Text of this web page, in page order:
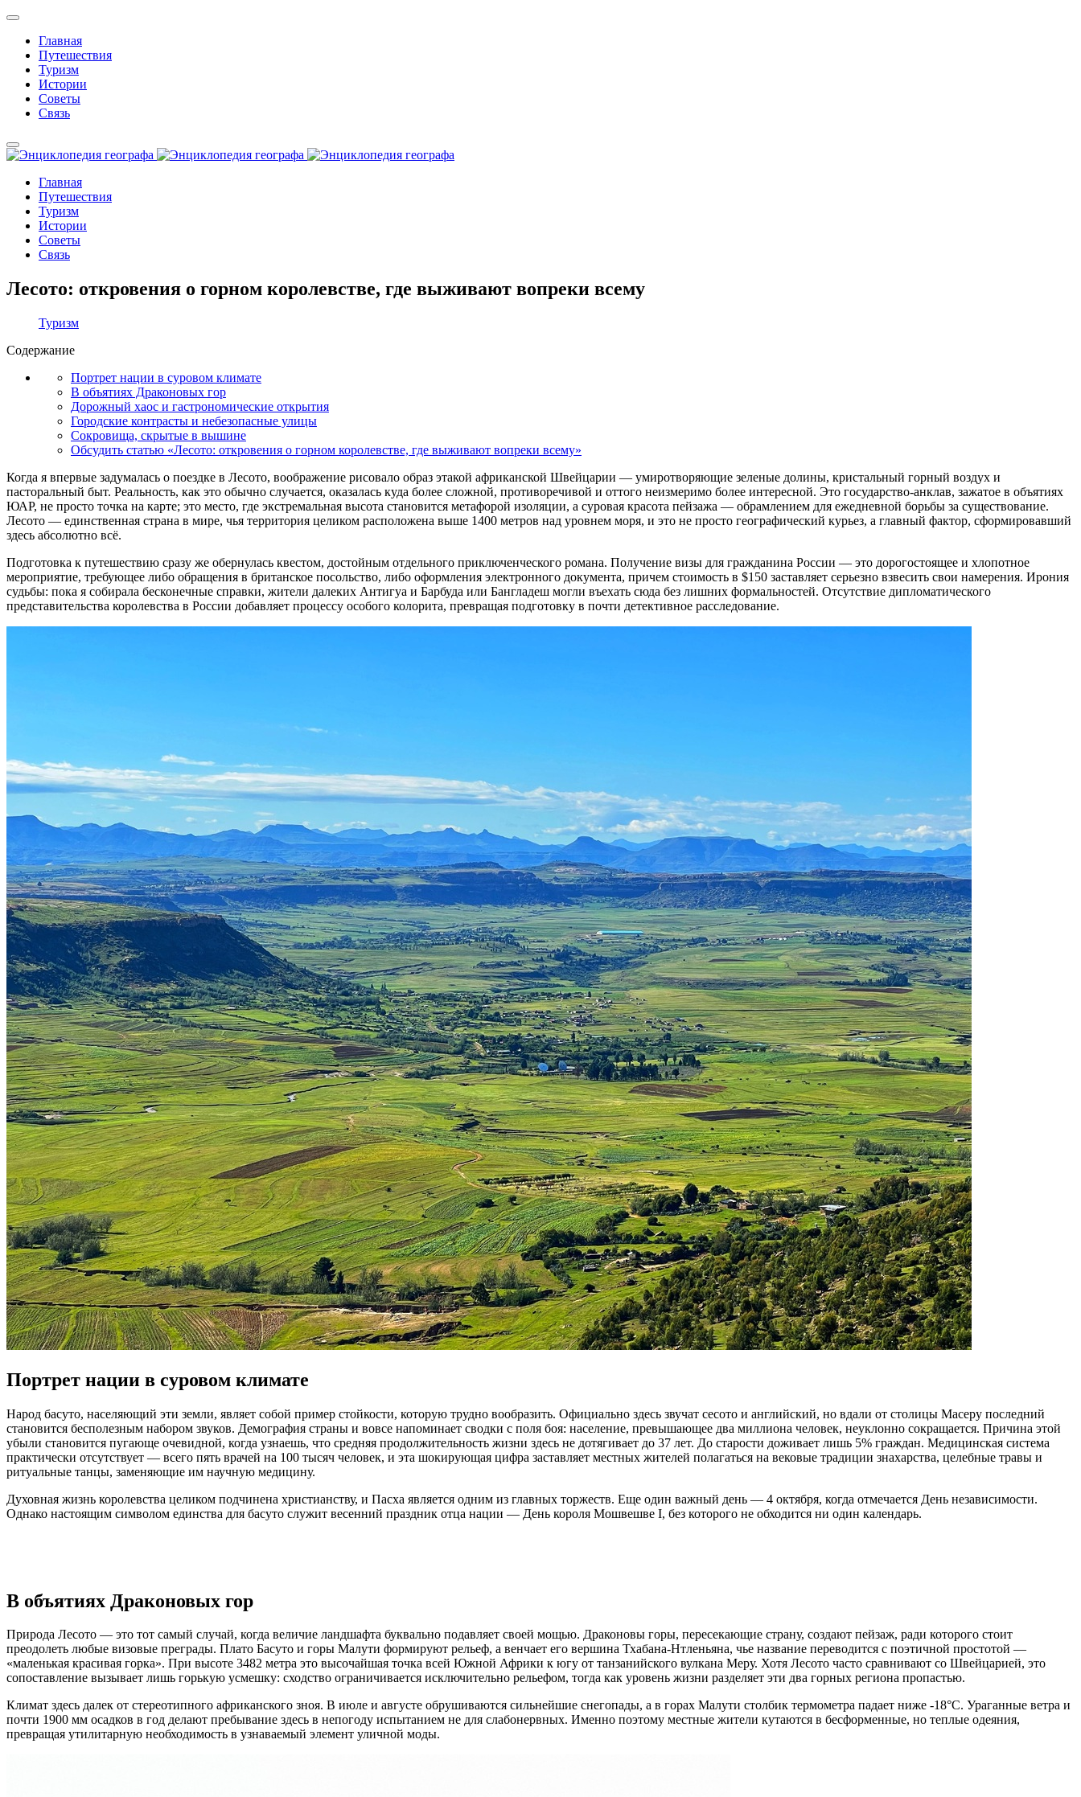
Главная
Путешествия
Туризм
Истории
Советы
Связь
Главная
Путешествия
Туризм
Истории
Советы
Связь
Лесото: откровения о горном королевстве, где выживают вопреки всему
Туризм
Содержание
Портрет нации в суровом климате
В объятиях Драконовых гор
Дорожный хаос и гастрономические открытия
Городские контрасты и небезопасные улицы
Сокровища, скрытые в вышине
Обсудить статью «Лесото: откровения о горном королевстве, где выживают вопреки всему»
Когда я впервые задумалась о поездке в Лесото, воображение рисовало образ этакой африканской Швейцарии — умиротворяющие зеленые долины, кристальный горный воздух и
пасторальный быт. Реальность, как это обычно случается, оказалась куда более сложной, противоречивой и оттого неизмеримо более интересной. Это государство-анклав, зажатое в объятиях
ЮАР, не просто точка на карте; это место, где экстремальная высота становится метафорой изоляции, а суровая красота пейзажа — обрамлением для ежедневной борьбы за существование.
Лесото — единственная страна в мире, чья территория целиком расположена выше 1400 метров над уровнем моря, и это не просто географический курьез, а главный фактор, сформировавший
здесь абсолютно всё.
Подготовка к путешествию сразу же обернулась квестом, достойным отдельного приключенческого романа. Получение визы для гражданина России — это дорогостоящее и хлопотное
мероприятие, требующее либо обращения в британское посольство, либо оформления электронного документа, причем стоимость в $150 заставляет серьезно взвесить свои намерения. Ирония
судьбы: пока я собирала бесконечные справки, жители далеких Антигуа и Барбуда или Бангладеш могли въехать сюда без лишних формальностей. Отсутствие дипломатического
представительства королевства в России добавляет процессу особого колорита, превращая подготовку в почти детективное расследование.
Портрет нации в суровом климате
Народ басуто, населяющий эти земли, являет собой пример стойкости, которую трудно вообразить. Официально здесь звучат сесото и английский, но вдали от столицы Масеру последний
становится бесполезным набором звуков. Демография страны и вовсе напоминает сводки с поля боя: население, превышающее два миллиона человек, неуклонно сокращается. Причина этой
убыли становится пугающе очевидной, когда узнаешь, что средняя продолжительность жизни здесь не дотягивает до 37 лет. До старости доживает лишь 5% граждан. Медицинская система
практически отсутствует — всего пять врачей на 100 тысяч человек, и эта шокирующая цифра заставляет местных жителей полагаться на вековые традиции знахарства, целебные травы и
ритуальные танцы, заменяющие им научную медицину.
Духовная жизнь королевства целиком подчинена христианству, и Пасха является одним из главных торжеств. Еще один важный день — 4 октября, когда отмечается День независимости.
Однако настоящим символом единства для басуто служит весенний праздник отца нации — День короля Мошвешве I, без которого не обходится ни один календарь.
В объятиях Драконовых гор
Природа Лесото — это тот самый случай, когда величие ландшафта буквально подавляет своей мощью. Драконовы горы, пересекающие страну, создают пейзаж, ради которого стоит
преодолеть любые визовые преграды. Плато Басуто и горы Малути формируют рельеф, а венчает его вершина Тхабана-Нтленьяна, чье название переводится с поэтичной простотой —
«маленькая красивая горка». При высоте 3482 метра это высочайшая точка всей Южной Африки к югу от танзанийского вулкана Меру. Хотя Лесото часто сравнивают со Швейцарией, это
сопоставление вызывает лишь горькую усмешку: сходство ограничивается исключительно рельефом, тогда как уровень жизни разделяет эти два горных региона пропастью.
Климат здесь далек от стереотипного африканского зноя. В июле и августе обрушиваются сильнейшие снегопады, а в горах Малути столбик термометра падает ниже -18°C. Ураганные ветра и
почти 1900 мм осадков в год делают пребывание здесь в непогоду испытанием не для слабонервных. Именно поэтому местные жители кутаются в бесформенные, но теплые одеяния,
превращая утилитарную необходимость в узнаваемый элемент уличной моды.